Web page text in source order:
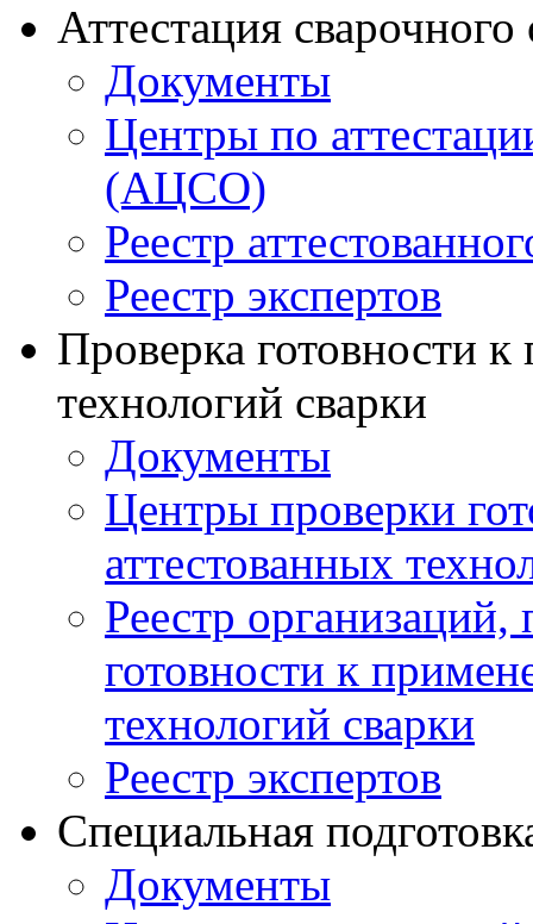
Аттестация
Документы
Центры по
(АЦСО)
Реестр
Реестр экспертов
Проверка готовности
технологий сварки
Документы
Центры проверки
аттестованных
Реестр
готовности к
технологий сварки
Реестр экспертов
Специальная
Документы